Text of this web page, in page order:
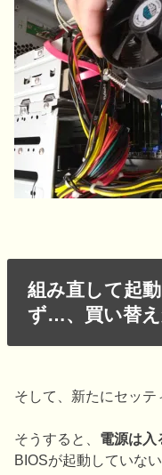
組み直して起
ず…、買い替
そして、新たにセッテ
そうすると、 電源は入
BIOSが起動していない